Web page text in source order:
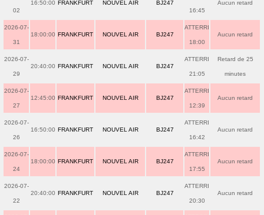
02
16:50:00 FRANKFURT NOUVEL AIR BJ247
16:45
Aucun retard
2026-07-
31
18:00:00 FRANKFURT NOUVEL AIR BJ247
ATTERRI
18:00
Aucun retard
2026-07-
29
20:40:00 FRANKFURT NOUVEL AIR BJ247
ATTERRI
21:05
Retard de 25
minutes
2026-07-
27
12:45:00 FRANKFURT NOUVEL AIR BJ247
ATTERRI
12:39
Aucun retard
2026-07-
26
16:50:00 FRANKFURT NOUVEL AIR BJ247
ATTERRI
16:42
Aucun retard
2026-07-
24
18:00:00 FRANKFURT NOUVEL AIR BJ247
ATTERRI
17:55
Aucun retard
2026-07-
22
20:40:00 FRANKFURT NOUVEL AIR BJ247
ATTERRI
20:30
Aucun retard